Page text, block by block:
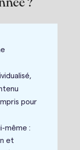
?
pour
même :
et